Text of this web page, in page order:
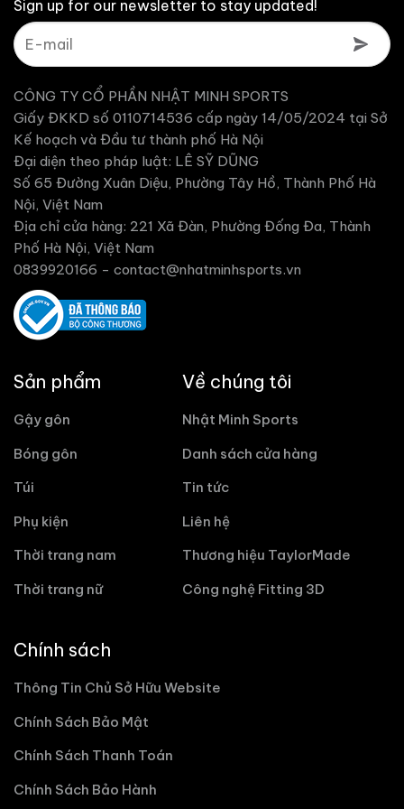
Sign up for our newsletter to stay updated!
CÔNG TY CỔ PHẦN NHẬT MINH SPORTS
Giấy ĐKKD số 0110714536 cấp ngày 14/05/2024 tại Sở
Kế hoạch và Đầu tư thành phố Hà Nội
Đại diện theo pháp luật: LÊ SỸ DŨNG
Số 65 Đường Xuân Diệu, Phường Tây Hồ, Thành Phố Hà
Nội, Việt Nam
Địa chỉ cửa hàng: 221 Xã Đàn, Phường Đống Đa, Thành
Phố Hà Nội, Việt Nam
0839920166 - contact@nhatminhsports.vn
Sản phẩm
Gậy gôn
Bóng gôn
Túi
Phụ kiện
Thời trang nam
Thời trang nữ
Về chúng tôi
Nhật Minh Sports
Danh sách cửa hàng
Tin tức
Liên hệ
Thương hiệu TaylorMade
Công nghệ Fitting 3D
Chính sách
Thông Tin Chủ Sở Hữu Website
Chính Sách Bảo Mật
Chính Sách Thanh Toán
Chính Sách Bảo Hành